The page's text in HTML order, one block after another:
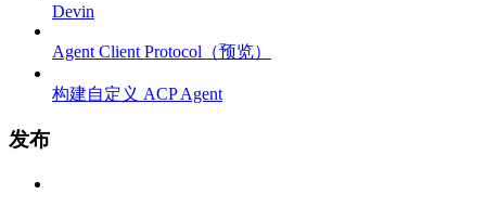
Devin
Agent Client Protocol（预览）
构建自定义 ACP Agent
发布